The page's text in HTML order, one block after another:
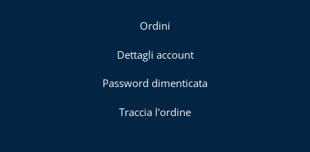
Ordini
Dettagli account
Password dimenticata
Traccia l'ordine